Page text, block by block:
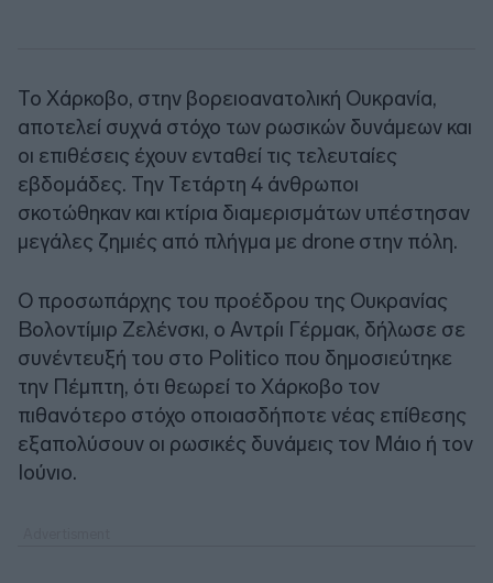
Το Χάρκοβο, στην βορειοανατολική Ουκρανία,
αποτελεί συχνά στόχο των ρωσικών δυνάμεων και
οι επιθέσεις έχουν ενταθεί τις τελευταίες
εβδομάδες. Την Τετάρτη 4 άνθρωποι
σκοτώθηκαν και κτίρια διαμερισμάτων υπέστησαν
μεγάλες ζημιές από πλήγμα με drone στην πόλη.
Ο προσωπάρχης του προέδρου της Ουκρανίας
Βολοντίμιρ Ζελένσκι, ο Αντρίι Γέρμακ, δήλωσε σε
συνέντευξή του στο Politico που δημοσιεύτηκε
την Πέμπτη, ότι θεωρεί το Χάρκοβο τον
πιθανότερο στόχο οποιασδήποτε νέας επίθεσης
εξαπολύσουν οι ρωσικές δυνάμεις τον Μάιο ή τον
Ιούνιο.